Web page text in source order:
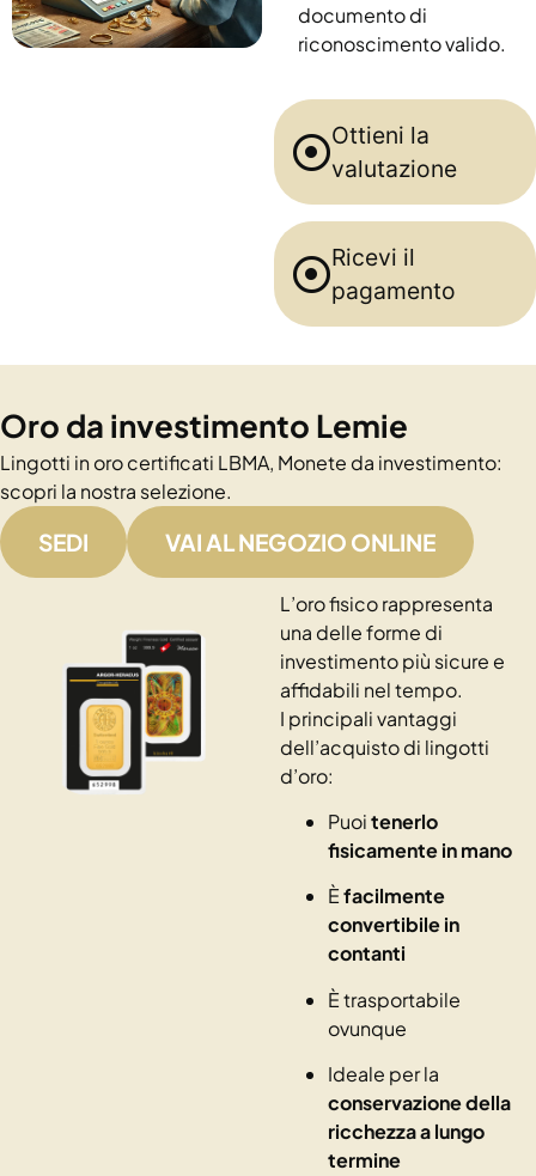
documento di
riconoscimento valido.
Ottieni la
valutazione
Ricevi il
pagamento
Oro da investimento Lemie
Lingotti in oro certificati LBMA, Monete da investimento:
scopri la nostra selezione.
SEDI VAI AL NEGOZIO ONLINE
L’oro fisico rappresenta
una delle forme di
investimento più sicure e
affidabili nel tempo.
I principali vantaggi
dell’acquisto di lingotti
d’oro:
Puoitenerlo
fisicamente in mano
Èfacilmente
convertibile in
contanti
È trasportabile
ovunque
Ideale per la
conservazione della
ricchezza a lungo
termine